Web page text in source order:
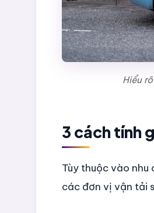
Hiểu
3 cách tính
Tùy thuộc vào
các đơn vị vận tải